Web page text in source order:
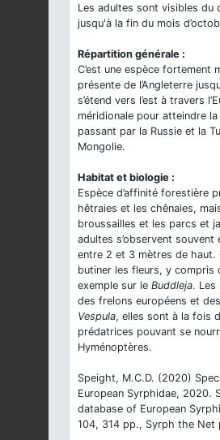
Les adultes sont visibles du
jusqu'à la fin du mois
Répartition générale :
C’est une espèce fortement
présente de l’Angleterre
s’étend vers l’est à travers
méridionale pour atteindre
passant par la Russie et la
Mongolie.
Habitat et biologie :
Espèce d’affinité forestière
hêtraies et les chênaies,
broussailles et les parcs et
adultes s’observent souvent
entre 2 et 3 mètres de haut.
butiner les fleurs, y compris
exemple sur le Buddleja. Les
des frelons européens et
Vespula, elles sont à la fois
prédatrices pouvant se
Hyménoptères.
Speight, M.C.D. (2020)
European Syrphidae, 2020.
database of European
104, 314 pp., Syrph the Net